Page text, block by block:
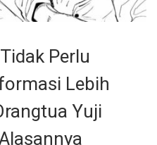
Perlu
Lebih
Yuji